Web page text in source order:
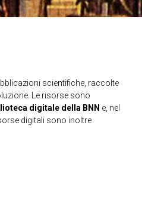
scientifiche, raccolte
Le risorse sono
digitale della BNN e, nel
digitali sono inoltre